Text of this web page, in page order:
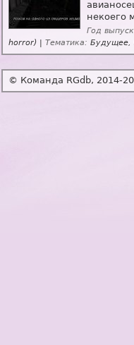
некоего
Год
horror) | Тематика: Будущее,
© Команда RGdb, 2014-